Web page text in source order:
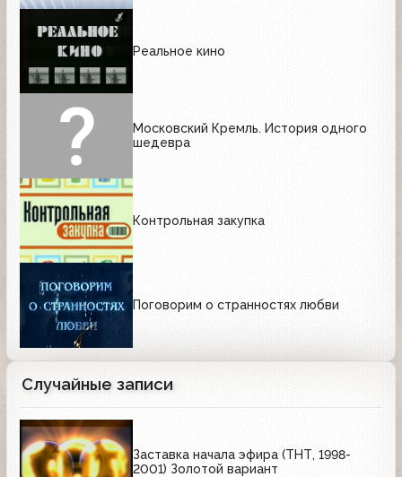
Реальное кино
Московский Кремль. История одного
шедевра
Контрольная закупка
Поговорим о странностях любви
Случайные записи
Заставка начала эфира (ТНТ, 1998-
2001) Золотой вариант